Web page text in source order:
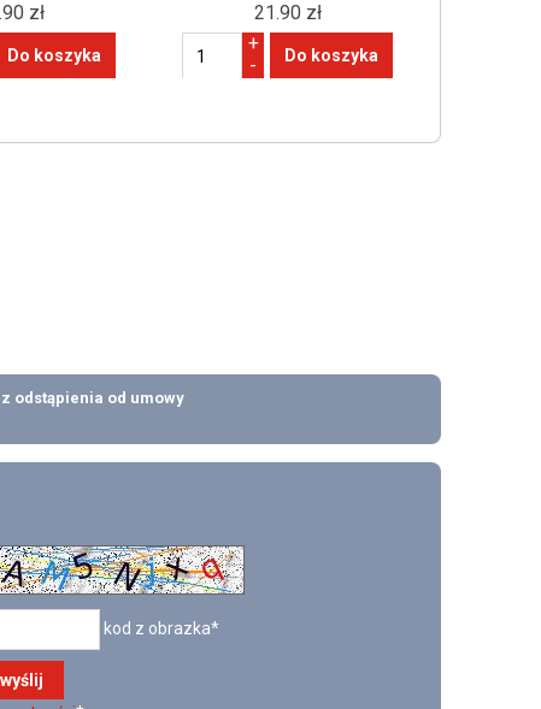
zł
21.90 zł
+
-
odstąpienia od umowy
kod z obrazka*